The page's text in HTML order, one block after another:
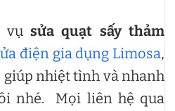
vụ sửa quạt sấy thảm
điện gia dụng Limosa,
giúp nhiệt tình và nhanh
nhé. Mọi liên hệ qua